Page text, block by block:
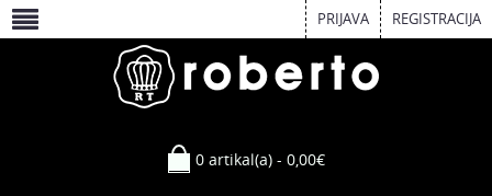
PRIJAVA REGISTRACIJA
0 artikal(a) - 0,00€